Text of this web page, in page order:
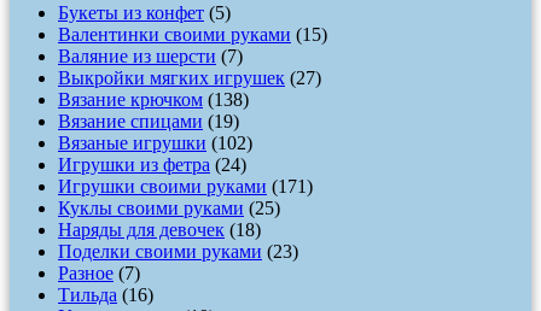
Букеты из конфет (5)
Валентинки своими руками (15)
Валяние из шерсти (7)
Выкройки мягких игрушек (27)
Вязание крючком (138)
Вязание спицами (19)
Вязаные игрушки (102)
Игрушки из фетра (24)
Игрушки своими руками (171)
Куклы своими руками (25)
Наряды для девочек (18)
Поделки своими руками (23)
Разное (7)
Тильда (16)